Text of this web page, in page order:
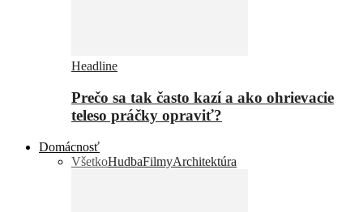
Headline
Prečo sa tak často kazí a ako ohrievacie
teleso práčky opraviť?
Domácnosť
VšetkoHudbaFilmyArchitektúra